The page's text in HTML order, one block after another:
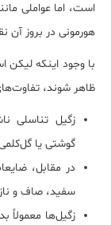
است، اما عواملی
هورمونی در بروز آن
با وجود اینکه
ظاهر شوند،
گوشتی یا
در مقابل،
سفید، صاف و
زگیل‌ها معمولاً